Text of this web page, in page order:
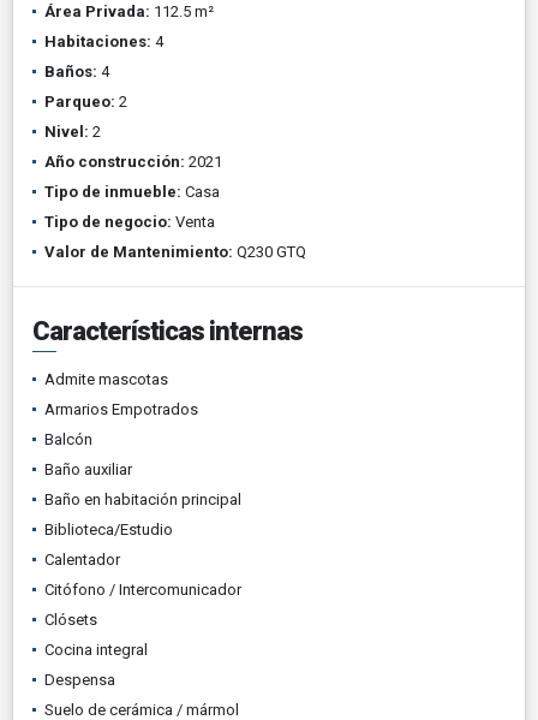
Área Privada: 112.5 m²
Habitaciones: 4
Baños: 4
Parqueo: 2
Nivel: 2
Año construcción: 2021
Tipo de inmueble: Casa
Tipo de negocio: Venta
Valor de Mantenimiento: Q230 GTQ
Características internas
Admite mascotas
Armarios Empotrados
Balcón
Baño auxiliar
Baño en habitación principal
Biblioteca/Estudio
Calentador
Citófono / Intercomunicador
Clósets
Cocina integral
Despensa
Suelo de cerámica / mármol